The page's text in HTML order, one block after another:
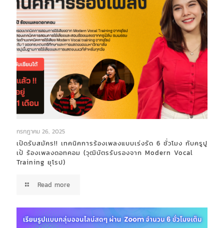
กรกฎาคม 26, 2025
เปิดรับสมัคร!! เทคนิคการร้องเพลงแบบเร่งรัด 6 ชั่วโมง กับครูปู
เป้ ร้องเพลงดอทคอม (วุฒิบัตรรับรองจาก Modern Vocal
Training ยุโรป)
Read more